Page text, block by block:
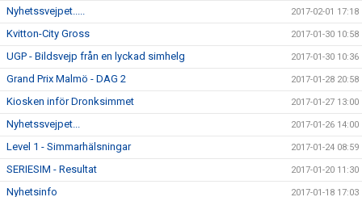
Nyhetssvejpet..... 2017-02-01 17:18
Kvitton-City Gross 2017-01-30 10:58
UGP - Bildsvejp från en lyckad simhelg 2017-01-30 10:36
Grand Prix Malmö - DAG 2 2017-01-28 20:58
Kiosken inför Dronksimmet 2017-01-27 13:00
Nyhetssvejpet... 2017-01-26 14:00
Level 1 - Simmarhälsningar 2017-01-24 08:59
SERIESIM - Resultat 2017-01-20 11:30
Nyhetsinfo 2017-01-18 17:03